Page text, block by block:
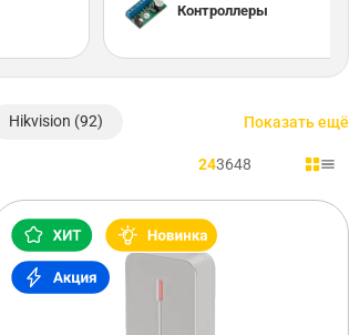
Контроллеры
Hikvision (92) Показать ещё
243648